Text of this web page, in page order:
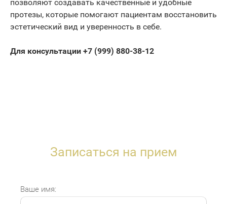
позволяют создавать качественные и удобные
протезы, которые помогают пациентам восстановить
эстетический вид и уверенность в себе.
Для консультации +7 (999) 880-38-12
Записаться на прием
Ваше имя: